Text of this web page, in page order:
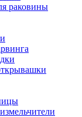
раковины